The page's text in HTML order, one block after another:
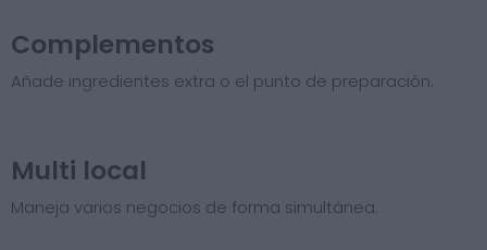
Complementos
Añade ingredientes extra o el punto de preparación.
Multi local
Maneja varios negocios de forma simultánea.